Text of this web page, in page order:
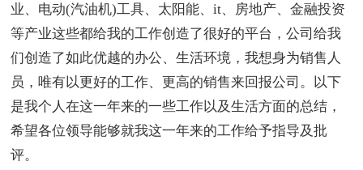
业、电动(汽油机)工具、太阳能、it、房地产、金融投资
等产业这些都给我的工作创造了很好的平台，公司给我
们创造了如此优越的办公、生活环境，我想身为销售人
员，唯有以更好的工作、更高的销售来回报公司。以下
是我个人在这一年来的一些工作以及生活方面的总结，
希望各位领导能够就我这一年来的工作给予指导及批
评。